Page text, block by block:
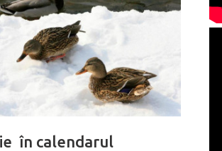
în calendarul